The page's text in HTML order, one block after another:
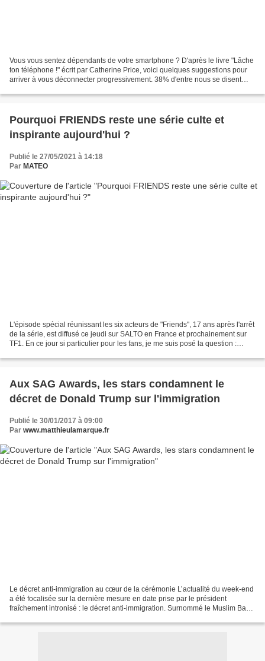
Vous vous sentez dépendants de votre smartphone ? D'après le livre "Lâche
ton téléphone !" écrit par Catherine Price, voici quelques suggestions pour
arriver à vous déconnecter progressivement. 38% d'entre nous se disent
Pourquoi FRIENDS reste une série culte et
inspirante aujourd'hui ?
Publié le 27/05/2021 à 14:18
Par MATEO
L'épisode spécial réunissant les six acteurs de "Friends", 17 ans après l'arrêt
de la série, est diffusé ce jeudi sur SALTO en France et prochainement sur
TF1. En ce jour si particulier pour les fans, je me suis posé la question :
Aux SAG Awards, les stars condamnent le
décret de Donald Trump sur l'immigration
Publié le 30/01/2017 à 09:00
Par www.matthieulamarque.fr
Le décret anti-immigration au cœur de la cérémonie L’actualité du week-end
a été focalisée sur la dernière mesure en date prise par le président
fraîchement intronisé : le décret anti-immigration. Surnommé le Muslim Ban,